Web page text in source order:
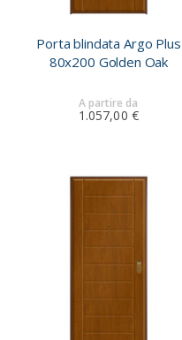
Porta blindata Argo Plus
80x200 Golden Oak
A partire da
1.057,00 €